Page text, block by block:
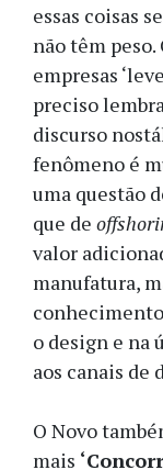
essas coisas
não têm peso.
empresas
preciso
discurso
fenômeno é
uma questão
que de
valor
manufatura,
o design e na
aos canais de
O Novo
mais